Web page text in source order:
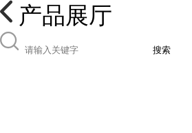
产品展厅
搜索